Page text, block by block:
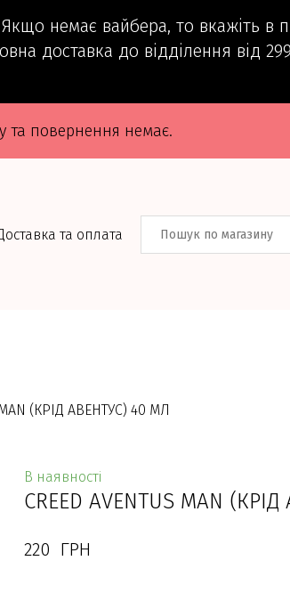
немає вайбера, то вкажіть в
доставка до відділення від
та повернення немає.
та оплата
MAN (КРІД АВЕНТУС) 40 МЛ
В наявності
CREED AVENTUS MAN
220  ГРН